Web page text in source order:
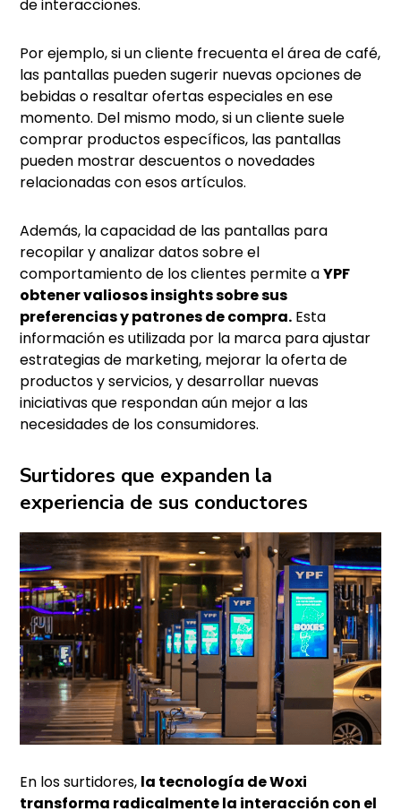
de interacciones.
Por ejemplo, si un cliente frecuenta el área de café,
las pantallas pueden sugerir nuevas opciones de
bebidas o resaltar ofertas especiales en ese
momento. Del mismo modo, si un cliente suele
comprar productos específicos, las pantallas
pueden mostrar descuentos o novedades
relacionadas con esos artículos.
Además, la capacidad de las pantallas para
recopilar y analizar datos sobre el
comportamiento de los clientes permite aYPF
obtener valiosos insights sobre sus
preferencias y patrones de compra. Esta
información es utilizada por la marca para ajustar
estrategias de marketing, mejorar la oferta de
productos y servicios, y desarrollar nuevas
iniciativas que respondan aún mejor a las
necesidades de los consumidores.
Surtidores que expanden la
experiencia de sus conductores
En los surtidores, la tecnología de Woxi
transforma radicalmente la interacción con el